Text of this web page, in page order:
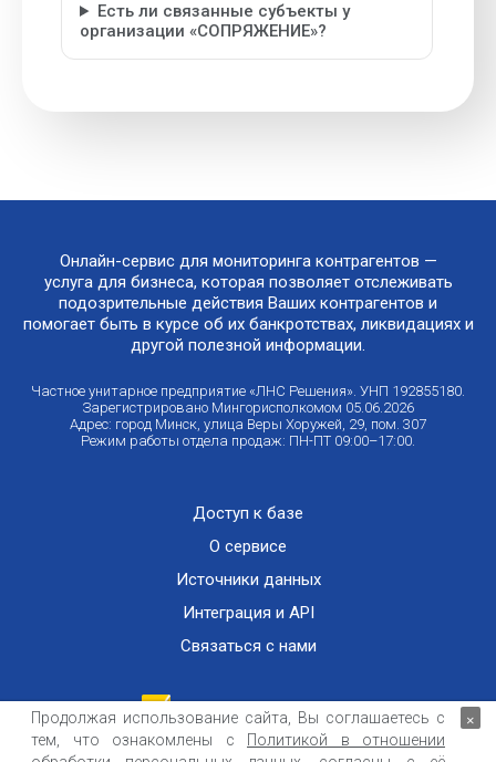
Есть ли связанные субъекты у
организации «СОПРЯЖЕНИЕ»?
Онлайн-сервис для мониторинга контрагентов —
услуга для бизнеса, которая позволяет отслеживать
подозрительные действия Ваших контрагентов и
помогает быть в курсе об их банкротствах, ликвидациях и
другой полезной информации.
Частное унитарное предприятие «ЛНС Решения». УНП 192855180.
Зарегистрировано Мингорисполкомом 05.06.2026
Адрес: город Минск, улица Веры Хоружей, 29, пом. 307
Режим работы отдела продаж: ПН-ПТ 09:00–17:00.
Доступ к базе
О сервисе
Источники данных
Интеграция и API
Связаться с нами
Публичный договор оказания информационных услуг
ООО «Контемпорари» не несет ответственности за достоверность информации,
Продолжая использование сайта, Вы соглашаетесь с
тем, что ознакомлены с
Политикой в отношении
×